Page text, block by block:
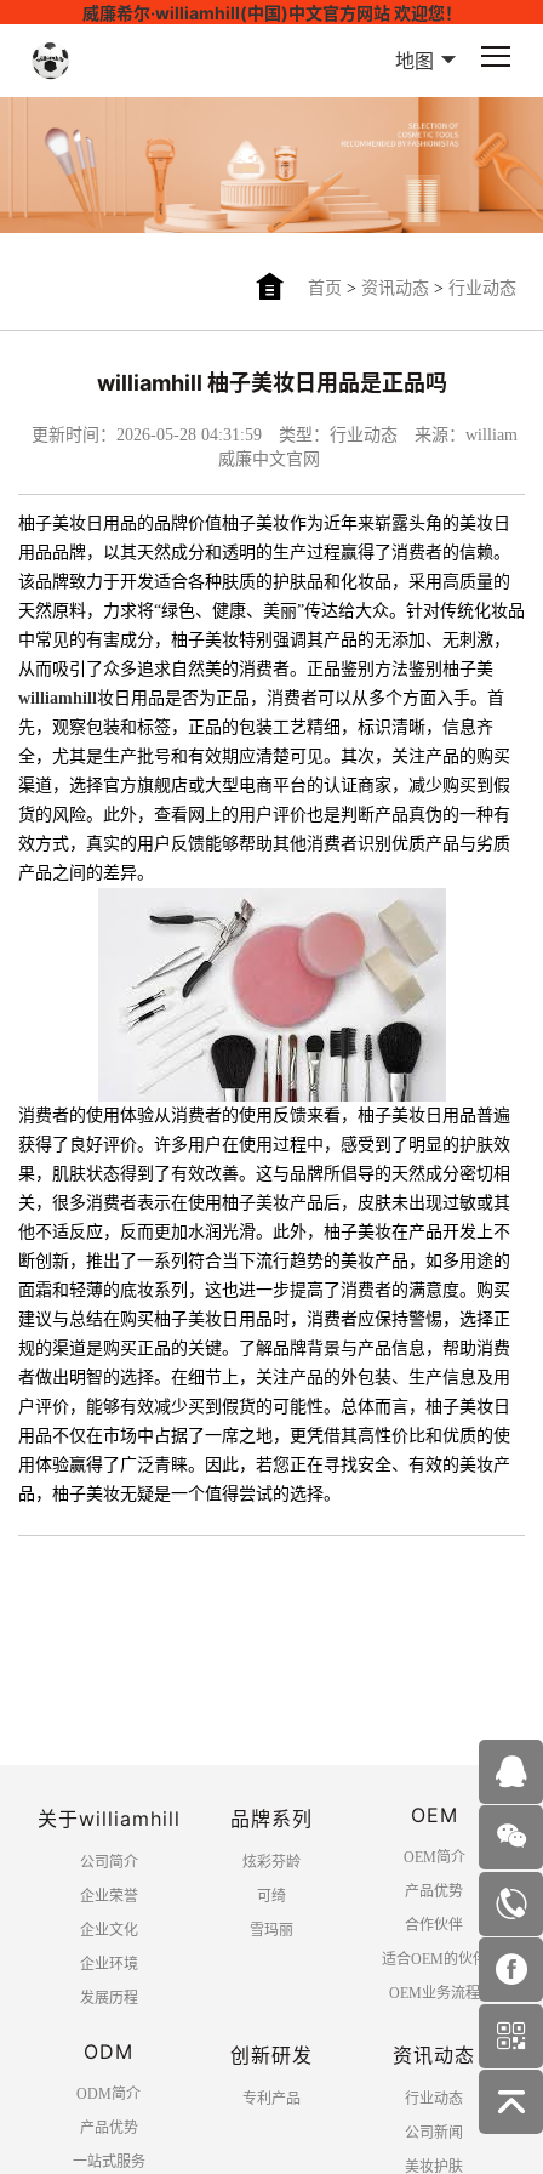
威廉希尔·williamhill(中国)中文官方网站 欢迎您！
地图
首页 > 资讯动态> 行业动态
williamhill 柚子美妆日用品是正品吗
更新时间：2026-05-28 04:31:59 类型：行业动态
来源：william
威廉中文官网
柚子美妆日用品的品牌价值柚子美妆作为近年来崭露头角的美妆日
用品品牌，以其天然成分和透明的生产过程赢得了消费者的信赖。
该品牌致力于开发适合各种肤质的护肤品和化妆品，采用高质量的
天然原料，力求将“绿色、健康、美丽”传达给大众。针对传统化妆品
中常见的有害成分，柚子美妆特别强调其产品的无添加、无刺激，
从而吸引了众多追求自然美的消费者。正品鉴别方法鉴别柚子美
williamhill妆日用品是否为正品，消费者可以从多个方面入手。首
先，观察包装和标签，正品的包装工艺精细，标识清晰，信息齐
全，尤其是生产批号和有效期应清楚可见。其次，关注产品的购买
渠道，选择官方旗舰店或大型电商平台的认证商家，减少购买到假
货的风险。此外，查看网上的用户评价也是判断产品真伪的一种有
效方式，真实的用户反馈能够帮助其他消费者识别优质产品与劣质
产品之间的差异。
消费者的使用体验从消费者的使用反馈来看，柚子美妆日用品普遍
获得了良好评价。许多用户在使用过程中，感受到了明显的护肤效
果，肌肤状态得到了有效改善。这与品牌所倡导的天然成分密切相
关，很多消费者表示在使用柚子美妆产品后，皮肤未出现过敏或其
他不适反应，反而更加水润光滑。此外，柚子美妆在产品开发上不
断创新，推出了一系列符合当下流行趋势的美妆产品，如多用途的
面霜和轻薄的底妆系列，这也进一步提高了消费者的满意度。购买
建议与总结在购买柚子美妆日用品时，消费者应保持警惕，选择正
规的渠道是购买正品的关键。了解品牌背景与产品信息，帮助消费
者做出明智的选择。在细节上，关注产品的外包装、生产信息及用
户评价，能够有效减少买到假货的可能性。总体而言，柚子美妆日
用品不仅在市场中占据了一席之地，更凭借其高性价比和优质的使
用体验赢得了广泛青睐。因此，若您正在寻找安全、有效的美妆产
品，柚子美妆无疑是一个值得尝试的选择。
关于williamhill
公司简介
企业荣誉
企业文化
企业环境
发展历程
品牌系列
炫彩芬龄
可绮
雪玛丽
OEM
OEM简介
产品优势
合作伙伴
适合OEM的伙伴
OEM业务流程
ODM
ODM简介
产品优势
一站式服务
创新研发
专利产品
资讯动态
行业动态
公司新闻
美妆护肤